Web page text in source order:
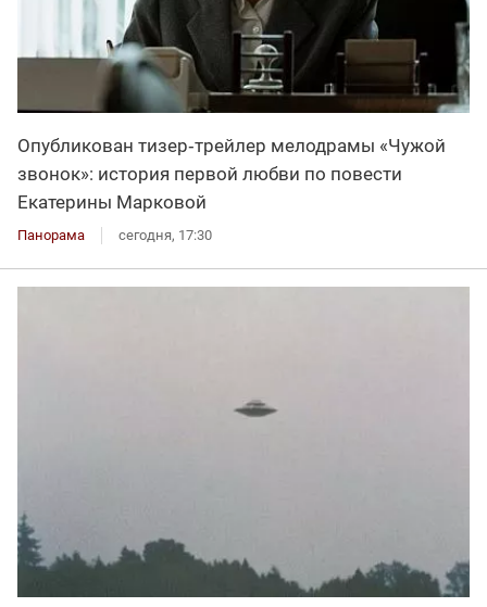
Опубликован тизер‑трейлер мелодрамы «Чужой
звонок»: история первой любви по повести
Екатерины Марковой
Панорама сегодня, 17:30